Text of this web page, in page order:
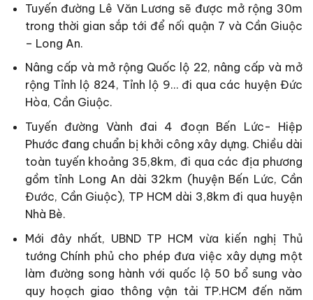
Tuyến đường Lê Văn Lương sẽ được mở rộng 30m
trong thời gian sắp tới để nối quận 7 và Cần Giuộc
– Long An.
Nâng cấp và mở rộng Quốc lộ 22, nâng cấp và mở
rộng Tỉnh lộ 824, Tỉnh lộ 9… đi qua các huyện Đức
Hòa, Cần Giuộc.
Tuyến đường Vành đai 4 đoạn Bến Lức- Hiệp
Phước đang chuẩn bị khởi công xây dựng. Chiều dài
toàn tuyến khoảng 35,8km, đi qua các địa phương
gồm tỉnh Long An dài 32km (huyện Bến Lức, Cần
Đước, Cần Giuộc), TP HCM dài 3,8km đi qua huyện
Nhà Bè.
Mới đây nhất, UBND TP HCM vừa kiến nghị Thủ
tướng Chính phủ cho phép đưa việc xây dựng một
làm đường song hành với quốc lộ 50 bổ sung vào
quy hoạch giao thông vận tải TP.HCM đến năm